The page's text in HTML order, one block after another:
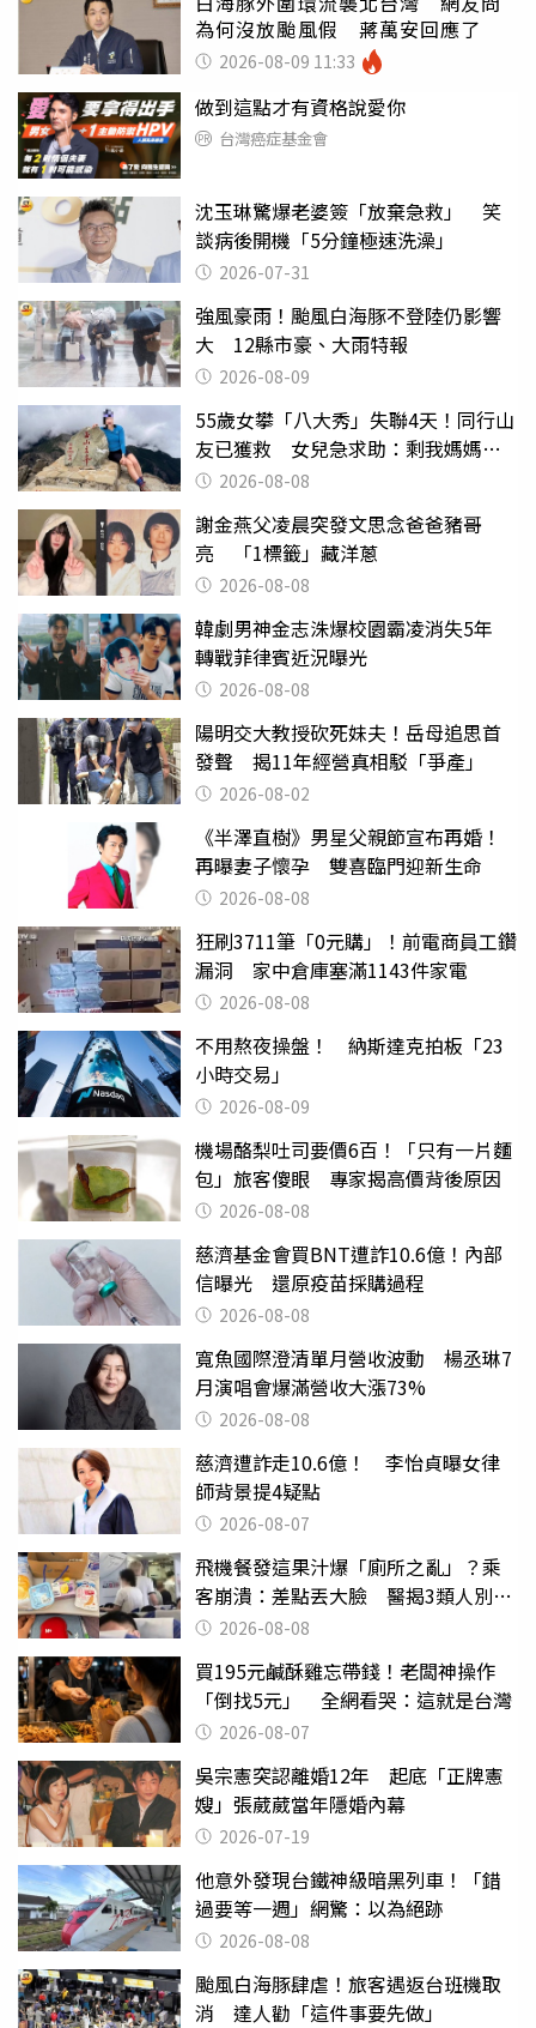
為何沒放颱風假 蔣萬安回應了
2026-08-09 11:33
做到這點才有資格說愛你
台灣癌症基金會
沈玉琳驚爆老婆簽「放棄急救」 笑
談病後開機「5分鐘極速洗澡」
2026-07-31
強風豪雨！颱風白海豚不登陸仍影響
大 12縣市豪、大雨特報
2026-08-09
55歲女攀「八大秀」失聯4天！同行山
友已獲救 女兒急求助：剩我媽媽還
沒找到
2026-08-08
謝金燕父凌晨突發文思念爸爸豬哥
亮 「1標籤」藏洋蔥
2026-08-08
韓劇男神金志洙爆校園霸凌消失5年
轉戰菲律賓近況曝光
2026-08-08
陽明交大教授砍死妹夫！岳母追思首
發聲 揭11年經營真相駁「爭產」
2026-08-02
《半澤直樹》男星父親節宣布再婚！
再曝妻子懷孕 雙喜臨門迎新生命
2026-08-08
狂刷3711筆「0元購」！前電商員工鑽
漏洞 家中倉庫塞滿1143件家電
2026-08-08
不用熬夜操盤！ 納斯達克拍板「23
小時交易」
2026-08-09
機場酪梨吐司要價6百！「只有一片麵
包」旅客傻眼 專家揭高價背後原因
2026-08-08
慈濟基金會買BNT遭詐10.6億！內部
信曝光 還原疫苗採購過程
2026-08-08
寬魚國際澄清單月營收波動 楊丞琳7
月演唱會爆滿營收大漲73%
2026-08-08
慈濟遭詐走10.6億！ 李怡貞曝女律
師背景提4疑點
2026-08-07
飛機餐發這果汁爆「廁所之亂」？乘
客崩潰：差點丟大臉 醫揭3類人別亂
喝 2026-08-08
買195元鹹酥雞忘帶錢！老闆神操作
「倒找5元」 全網看哭：這就是台灣
2026-08-07
吳宗憲突認離婚12年 起底「正牌憲
嫂」張葳葳當年隱婚內幕
2026-07-19
他意外發現台鐵神級暗黑列車！「錯
過要等一週」網驚：以為絕跡
2026-08-08
颱風白海豚肆虐！旅客遇返台班機取
消 達人勸「這件事要先做」